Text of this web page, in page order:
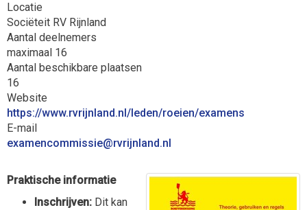
Locatie
Sociëteit RV Rijnland
Aantal deelnemers
maximaal 16
Aantal beschikbare plaatsen
16
Website
https://www.rvrijnland.nl/leden/roeien/examens
E-mail
eissimmocnemaxe@rvrijnland.nl
Praktische informatie
Inschrijven: Dit kan